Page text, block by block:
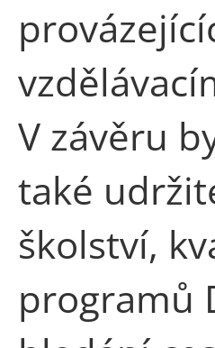
V závěru
také
školství,
programů